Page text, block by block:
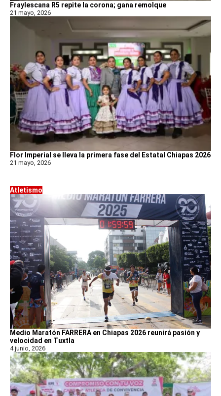
Fraylescana R5 repite la corona; gana remolque
21 mayo, 2026
Flor Imperial se lleva la primera fase del Estatal Chiapas 2026
21 mayo, 2026
Atletismo
Medio Maratón FARRERA en Chiapas 2026 reunirá pasión y
velocidad en Tuxtla
4 junio, 2026